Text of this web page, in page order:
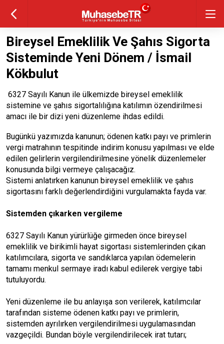
Bireysel Emeklilik Ve Şahıs Sigorta
Sisteminde Yeni Dönem / İsmail
Kökbulut
6327 Sayılı Kanun ile ülkemizde bireysel emeklilik
sistemine ve şahıs sigortalılığına katılımın özendirilmesi
amacı ile bir dizi yeni düzenleme ihdas edildi.
Bugünkü yazımızda kanunun; ödenen katkı payı ve primlerin
vergi matrahının tespitinde indirim konusu yapılması ve elde
edilen gelirlerin vergilendirilmesine yönelik düzenlemeler
konusunda bilgi vermeye çalışacağız.
Sistemi anlatırken kanunun bireysel emeklilik ve şahıs
sigortasını farklı değerlendirdiğini vurgulamakta fayda var.
Sistemden çıkarken vergileme
6327 Sayılı Kanun yürürlüğe girmeden önce bireysel
emeklilik ve birikimli hayat sigortası sistemlerinden çıkan
katılımcılara, sigorta ve sandıklarca yapılan ödemelerin
tamamı menkul sermaye iradı kabul edilerek vergiye tabi
tutuluyordu.
Yeni düzenleme ile bu anlayışa son verilerek, katılımcılar
tarafından sisteme ödenen katkı payı ve primlerin,
sistemden ayrılırken vergilendirilmesi uygulamasından
vazgeçildi. Bundan böyle vergilendirilecek irat tutarı;